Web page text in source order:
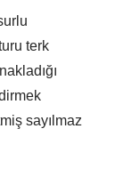
terk
sayılmaz